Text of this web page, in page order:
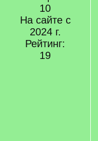
10
На сайте с
2024 г.
Рейтинг:
19